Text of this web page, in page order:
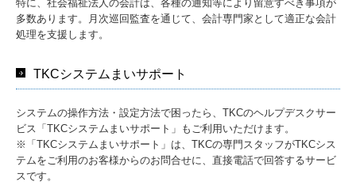
特に、社会福祉法人の会計は、各種の通知等により留意すべき事項が
多数あります。月次巡回監査を通じて、会計専門家として適正な会計
処理を支援します。
TKCシステムまいサポート
システムの操作方法・設定方法で困ったら、TKCのヘルプデスクサー
ビス「TKCシステムまいサポート」もご利用いただけます。
※「TKCシステムまいサポート」は、TKCの専門スタッフがTKCシス
テムをご利用のお客様からのお問合せに、直接電話で回答するサービ
スです。